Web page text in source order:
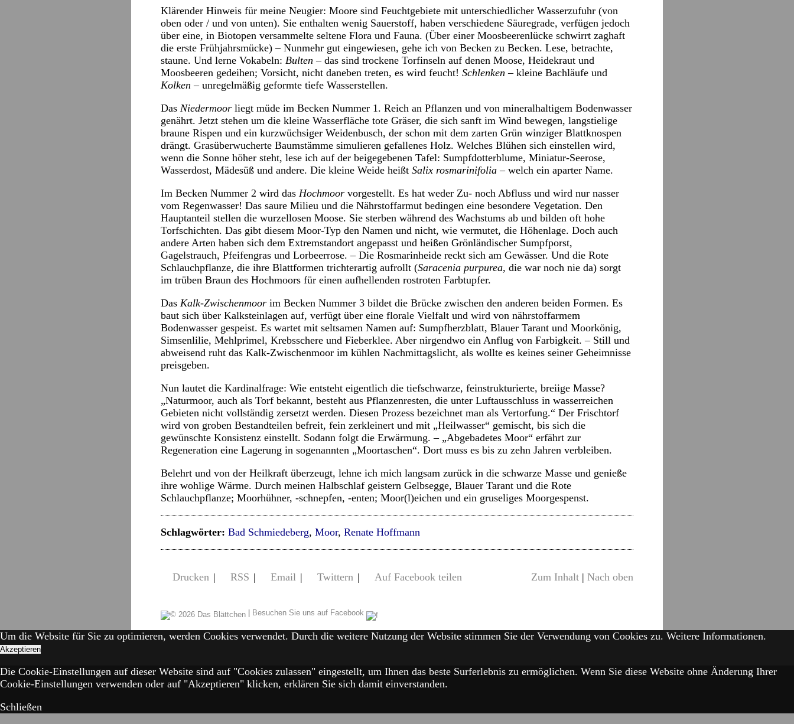
Klärender Hinweis für meine Neugier: Moore sind Feuchtgebiete mit unterschiedlicher Wasserzufuhr (von
oben oder / und von unten). Sie enthalten wenig Sauerstoff, haben verschiedene Säuregrade, verfügen jedoch
über eine, in Biotopen versammelte seltene Flora und Fauna. (Über einer Moosbeerenlücke schwirrt zaghaft
die erste Frühjahrsmücke) – Nunmehr gut eingewiesen, gehe ich von Becken zu Becken. Lese, betrachte,
staune. Und lerne Vokabeln: Bulten – das sind trockene Torfinseln auf denen Moose, Heidekraut und
Moosbeeren gedeihen; Vorsicht, nicht daneben treten, es wird feucht! Schlenken – kleine Bachläufe und
Kolken – unregelmäßig geformte tiefe Wasserstellen.
Das Niedermoor liegt müde im Becken Nummer 1. Reich an Pflanzen und von mineralhaltigem Bodenwasser
genährt. Jetzt stehen um die kleine Wasserfläche tote Gräser, die sich sanft im Wind bewegen, langstielige
braune Rispen und ein kurzwüchsiger Weidenbusch, der schon mit dem zarten Grün winziger Blattknospen
drängt. Grasüberwucherte Baumstämme simulieren gefallenes Holz. Welches Blühen sich einstellen wird,
wenn die Sonne höher steht, lese ich auf der beigegebenen Tafel: Sumpfdotterblume, Miniatur-Seerose,
Wasserdost, Mädesüß und andere. Die kleine Weide heißt Salix rosmarinifolia – welch ein aparter Name.
Im Becken Nummer 2 wird das Hochmoor vorgestellt. Es hat weder Zu- noch Abfluss und wird nur nasser
vom Regenwasser! Das saure Milieu und die Nährstoffarmut bedingen eine besondere Vegetation. Den
Hauptanteil stellen die wurzellosen Moose. Sie sterben während des Wachstums ab und bilden oft hohe
Torfschichten. Das gibt diesem Moor-Typ den Namen und nicht, wie vermutet, die Höhenlage. Doch auch
andere Arten haben sich dem Extremstandort angepasst und heißen Grönländischer Sumpfporst,
Gagelstrauch, Pfeifengras und Lorbeerrose. – Die Rosmarinheide reckt sich am Gewässer. Und die Rote
Schlauchpflanze, die ihre Blattformen trichterartig aufrollt (Saracenia purpurea, die war noch nie da) sorgt
im trüben Braun des Hochmoors für einen aufhellenden rostroten Farbtupfer.
Das Kalk-Zwischenmoor im Becken Nummer 3 bildet die Brücke zwischen den anderen beiden Formen. Es
baut sich über Kalksteinlagen auf, verfügt über eine florale Vielfalt und wird von nährstoffarmem
Bodenwasser gespeist. Es wartet mit seltsamen Namen auf: Sumpfherzblatt, Blauer Tarant und Moorkönig,
Simsenlilie, Mehlprimel, Krebsschere und Fieberklee. Aber nirgendwo ein Anflug von Farbigkeit. – Still und
abweisend ruht das Kalk-Zwischenmoor im kühlen Nachmittagslicht, als wollte es keines seiner Geheimnisse
preisgeben.
Nun lautet die Kardinalfrage: Wie entsteht eigentlich die tiefschwarze, feinstrukturierte, breiige Masse?
„Naturmoor, auch als Torf bekannt, besteht aus Pflanzenresten, die unter Luftausschluss in wasserreichen
Gebieten nicht vollständig zersetzt werden. Diesen Prozess bezeichnet man als Vertorfung.“ Der Frischtorf
wird von groben Bestandteilen befreit, fein zerkleinert und mit „Heilwasser“ gemischt, bis sich die
gewünschte Konsistenz einstellt. Sodann folgt die Erwärmung. – „Abgebadetes Moor“ erfährt zur
Regeneration eine Lagerung in sogenannten „Moortaschen“. Dort muss es bis zu zehn Jahren verbleiben.
Belehrt und von der Heilkraft überzeugt, lehne ich mich langsam zurück in die schwarze Masse und genieße
ihre wohlige Wärme. Durch meinen Halbschlaf geistern Gelbsegge, Blauer Tarant und die Rote
Schlauchpflanze; Moorhühner, -schnepfen, -enten; Moor(l)eichen und ein gruseliges Moorgespenst.
Schlagwörter: Bad Schmiedeberg, Moor, Renate Hoffmann
Drucken | RSS | Email | Twittern | Auf Facebook teilen Zum Inhalt | Nach oben
| Besuchen Sie uns auf Facebook
Um die Website für Sie zu optimieren, werden Cookies verwendet. Durch die weitere Nutzung der Website stimmen Sie der Verwendung von Cookies zu. Weitere Informationen.
Akzeptieren
Die Cookie-Einstellungen auf dieser Website sind auf "Cookies zulassen" eingestellt, um Ihnen das beste Surferlebnis zu ermöglichen. Wenn Sie diese Website ohne Änderung Ihrer
Cookie-Einstellungen verwenden oder auf "Akzeptieren" klicken, erklären Sie sich damit einverstanden.
Schließen